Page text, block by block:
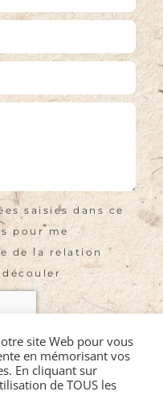
saisies dans ce
pour me
de la relation
site Web pour vous
en mémorisant vos
En cliquant sur
de TOUS les